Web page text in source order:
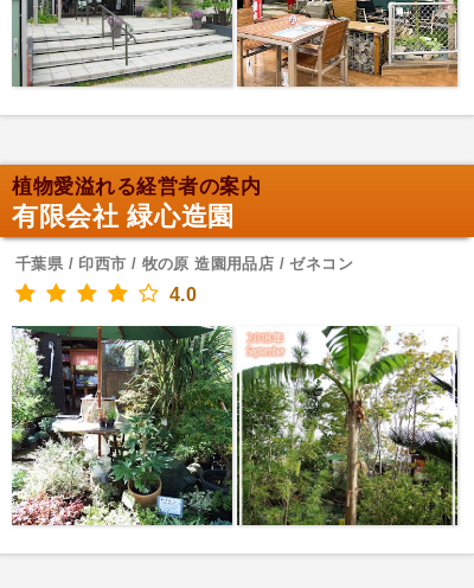
植物愛溢れる経営者の案内
有限会社 緑心造園
千葉県 / 印西市 / 牧の原 造園用品店 / ゼネコン
4.0